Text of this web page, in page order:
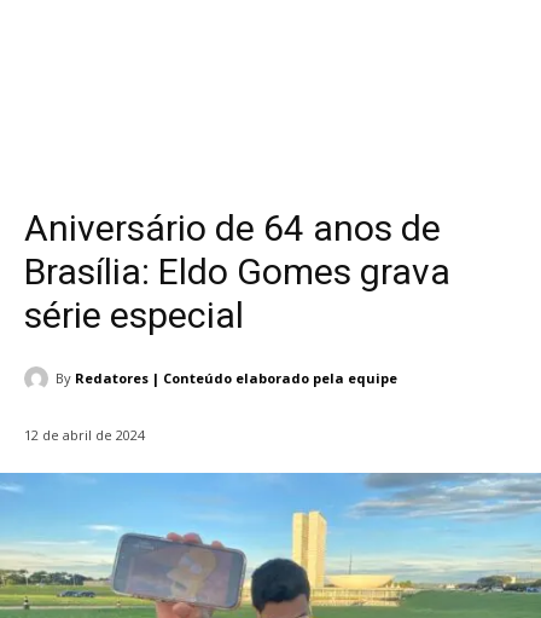
Aniversário de 64 anos de
Brasília: Eldo Gomes grava
série especial
By Redatores | Conteúdo elaborado pela equipe
12 de abril de 2024